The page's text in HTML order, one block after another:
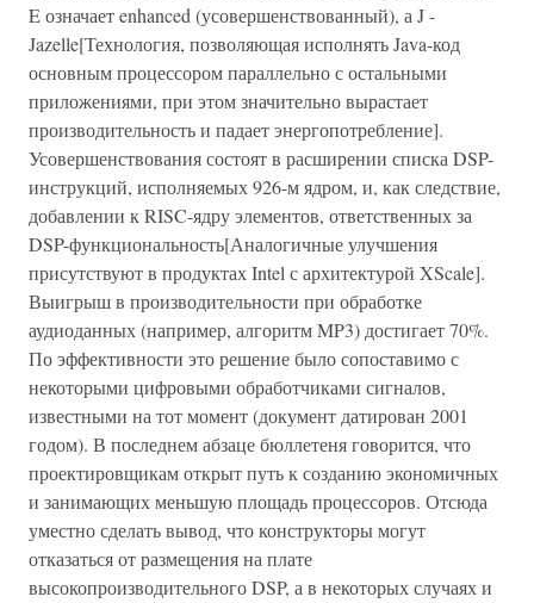
E означает enhanced (усовершенствованный), а J -
Jazelle[Технология, позволяющая исполнять Java-код
основным процессором параллельно с остальными
приложениями, при этом значительно вырастает
производительность и падает энергопотребление].
Усовершенствования состоят в расширении списка DSP-
инструкций, исполняемых 926-м ядром, и, как следствие,
добавлении к RISC-ядру элементов, ответственных за
DSP-функциональность[Аналогичные улучшения
присутствуют в продуктах Intel с архитектурой XScale].
Выигрыш в производительности при обработке
аудиоданных (например, алгоритм MP3) достигает 70%.
По эффективности это решение было сопоставимо с
некоторыми цифровыми обработчиками сигналов,
известными на тот момент (документ датирован 2001
годом). В последнем абзаце бюллетеня говорится, что
проектировщикам открыт путь к созданию экономичных
и занимающих меньшую площадь процессоров. Отсюда
уместно сделать вывод, что конструкторы могут
отказаться от размещения на плате
высокопроизводительного DSP, а в некоторых случаях и